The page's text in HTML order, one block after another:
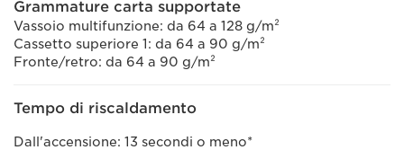
Grammature carta supportate
Vassoio multifunzione: da 64 a 128 g/m²
Cassetto superiore 1: da 64 a 90 g/m²
Fronte/retro: da 64 a 90 g/m²
Tempo di riscaldamento
Dall'accensione: 13 secondi o meno*